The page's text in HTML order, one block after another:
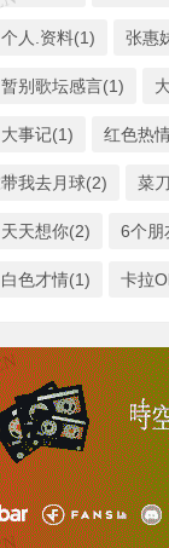
个人.资料(1) 张惠
暂别歌坛感言(1)
大事记(1) 红色热
带我去月球(2) 菜
天天想你(2) 6个朋
白色才情(1) 卡拉